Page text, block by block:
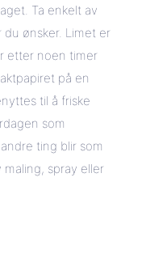
Ta enkelt av
ønsker. Limet er
etter noen timer
på en
til å friske
som
ting blir som
spray eller